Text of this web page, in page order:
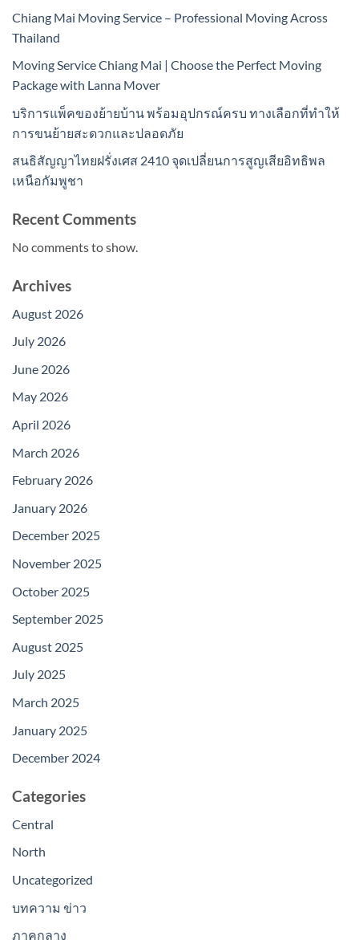
Chiang Mai Moving Service – Professional Moving Across
Thailand
Moving Service Chiang Mai | Choose the Perfect Moving
Package with Lanna Mover
บริการแพ็คของย้ายบ้าน พร้อมอุปกรณ์ครบ ทางเลือกที่ทำให้
การขนย้ายสะดวกและปลอดภัย
สนธิสัญญาไทยฝรั่งเศส 2410 จุดเปลี่ยนการสูญเสียอิทธิพล
เหนือกัมพูชา
Recent Comments
No comments to show.
Archives
August 2026
July 2026
June 2026
May 2026
April 2026
March 2026
February 2026
January 2026
December 2025
November 2025
October 2025
September 2025
August 2025
July 2025
March 2025
January 2025
December 2024
Categories
Central
North
Uncategorized
บทความ ข่าว
ภาคกลาง